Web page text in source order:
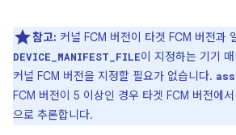
참고: 커널 FCM 버전이 타겟 FCM 버전과
DEVICE_MANIFEST_FILE이 지정하는 기기
커널 FCM 버전을 지정할 필요가 없습니다.
FCM 버전이 5 이상인 경우 타겟 FCM 버전에
으로 추론합니다.